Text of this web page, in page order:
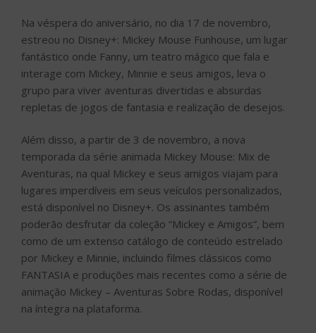
Na véspera do aniversário, no dia 17 de novembro,
estreou no Disney+: Mickey Mouse Funhouse, um lugar
fantástico onde Fanny, um teatro mágico que fala e
interage com Mickey, Minnie e seus amigos, leva o
grupo para viver aventuras divertidas e absurdas
repletas de jogos de fantasia e realização de desejos.
Além disso, a partir de 3 de novembro, a nova
temporada da série animada Mickey Mouse: Mix de
Aventuras, na qual Mickey e seus amigos viajam para
lugares imperdíveis em seus veículos personalizados,
está disponível no Disney+. Os assinantes também
poderão desfrutar da coleção “Mickey e Amigos”, bem
como de um extenso catálogo de conteúdo estrelado
por Mickey e Minnie, incluindo filmes clássicos como
FANTASIA e produções mais recentes como a série de
animação Mickey – Aventuras Sobre Rodas, disponível
na íntegra na plataforma.